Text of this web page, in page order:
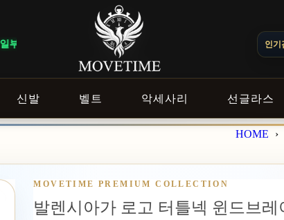
이벤트 조건에 따라 혜택이 다르게 적용됩니다. ｜ 인기
신발 벨트 악세사리 선글라스
HOME ›
MOVETIME PREMIUM COLLECTION
발렌시아가 로고 터틀넥 윈드브레